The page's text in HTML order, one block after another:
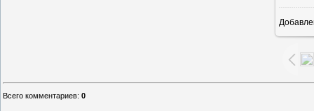
Всего комментариев: 0